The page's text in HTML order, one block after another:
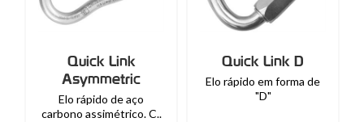
Quick Link
Asymmetric
Elo rápido de aço
carbono assimétrico. C..
Quick Link D
Elo rápido em forma de
"D"